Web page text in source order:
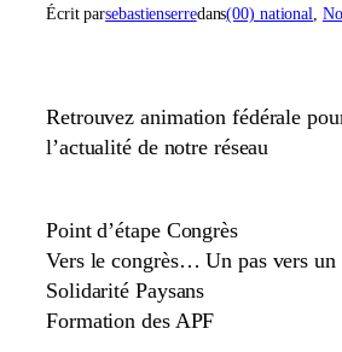
Écrit parsebastienserredans(00) national,
Retrouvez animation fédérale
l’actualité de notre réseau
Point d’étape Congrès
Vers le congrès… Un pas vers
Solidarité Paysans
Formation des APF